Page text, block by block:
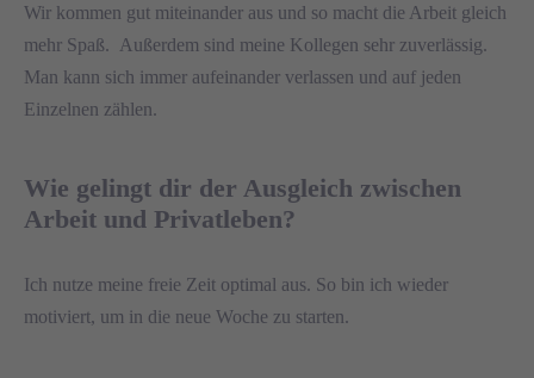
Wir kommen gut miteinander aus und so macht die Arbeit gleich
mehr Spaß. Außerdem sind meine Kollegen sehr zuverlässig.
Man kann sich immer aufeinander verlassen und auf jeden
Einzelnen zählen.
Wie gelingt dir der Ausgleich zwischen
Arbeit und Privatleben?
Ich nutze meine freie Zeit optimal aus. So bin ich wieder
motiviert, um in die neue Woche zu starten.